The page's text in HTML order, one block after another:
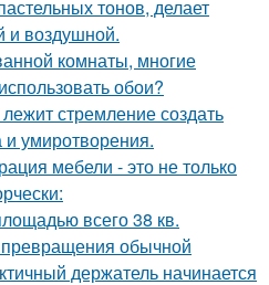
тонов, делает
и воздушной.
комнаты, многие
обои?
стремление создать
умиротворения.
мебели - это не только
всего 38 кв.
обычной
держатель начинается